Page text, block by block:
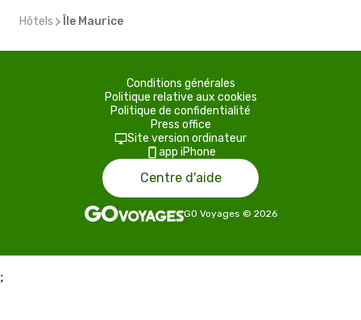
Hôtels Île Maurice
Conditions générales
Politique relative aux cookies
Politique de confidentialité
Press office
Site version ordinateur
app iPhone
Centre d'aide
GO Voyages © 2026
;